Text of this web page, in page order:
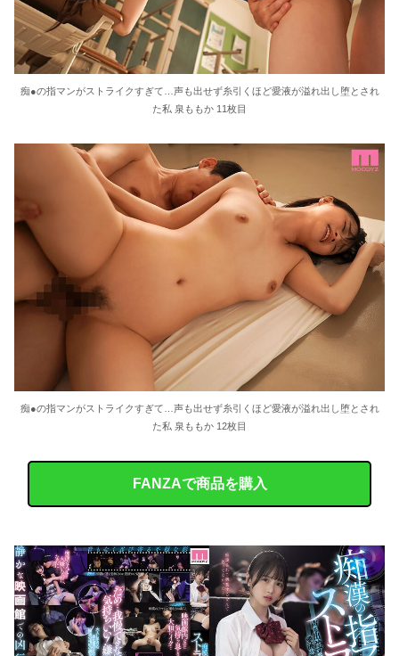
痴●の指マンがストライクすぎて…声も出せず糸引くほど愛液が溢れ出し堕とされ
た私 泉ももか 11枚目
痴●の指マンがストライクすぎて…声も出せず糸引くほど愛液が溢れ出し堕とされ
た私 泉ももか 12枚目
FANZAで商品を購入